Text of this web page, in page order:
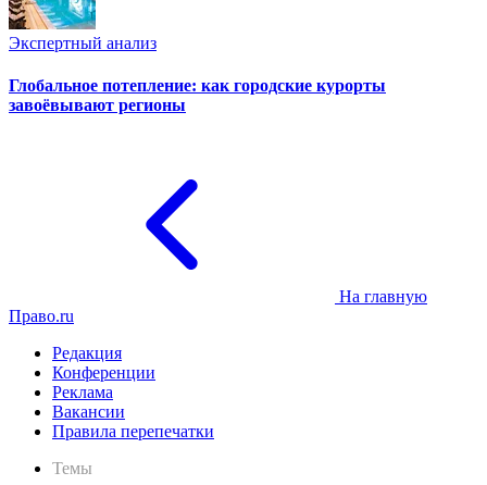
Экспертный анализ
Глобальное потепление: как городские курорты
завоёвывают регионы
На главную
Право.ru
Редакция
Конференции
Реклама
Вакансии
Правила перепечатки
Темы